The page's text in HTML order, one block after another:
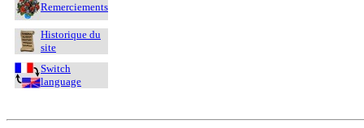
Remerciements
Historique du
site
Switch
language